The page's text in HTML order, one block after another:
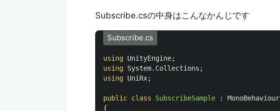
Subscribe.csの中身はこんなかんじです
Subscribe.cs
using UnityEngine;
using System.Collections ;
using UniRx;
public class SubscribeSample :
MonoBehaviour
{